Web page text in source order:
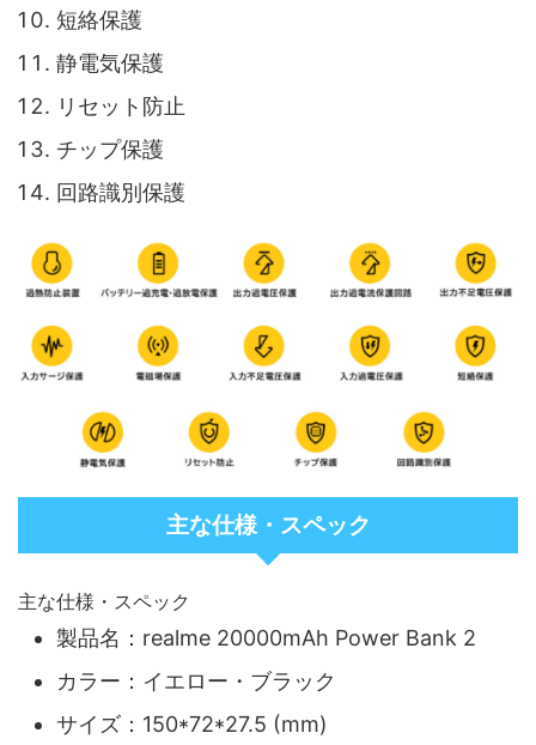
短絡保護
静電気保護
リセット防止
チップ保護
回路識別保護
主な仕様・スペック
主な仕様・スペック
製品名：realme 20000mAh Power Bank 2
カラー：イエロー・ブラック
サイズ：150*72*27.5 (mm)